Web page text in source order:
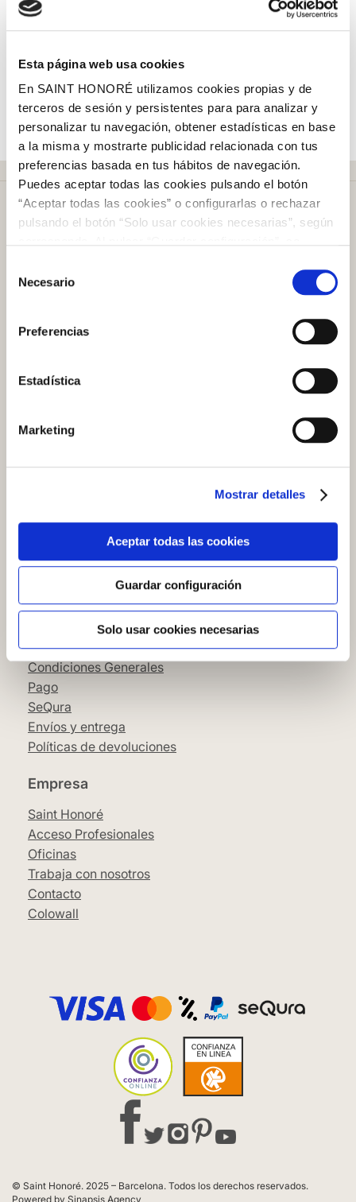
Esta página web usa cookies
En SAINT HONORÉ utilizamos cookies propias y de
terceros de sesión y persistentes para para analizar y
personalizar tu navegación, obtener estadísticas en base
a la misma y mostrarte publicidad relacionada con tus
preferencias basada en tus hábitos de navegación.
Puedes aceptar todas las cookies pulsando el botón
“Aceptar todas las cookies” o configurarlas o rechazar
pulsando el botón “Solo usar cookies necesarias”, según
no has seleccionado ninguna opción, pulsar este botón
equivaldrá a rechazar todas las cookies. Si deseas
obtener más información consulta nuestra Política de
Cookiesaquí
Necesario
Preferencias
Estadística
Marketing
Mostrar detalles
Aceptar todas las cookies
Guardar configuración
Solo usar cookies necesarias
Crear una cuenta tiene muchos beneficios: Pago más rápido,
más.
Crear una cuenta
© Saint Honoré. 2025 – Barcelona. Todos los derechos reservados.
Powered by Sinapsis Agency
Atención al cliente
Cómo colocar papel pintado
Simbología del papel pintado
Cookies
Política de privacidad
Guía de compra
Aviso Legal
Condiciones Generales
Pago
SeQura
Envíos y entrega
Políticas de devoluciones
Empresa
Saint Honoré
Acceso Profesionales
Oficinas
Trabaja con nosotros
Contacto
Colowall